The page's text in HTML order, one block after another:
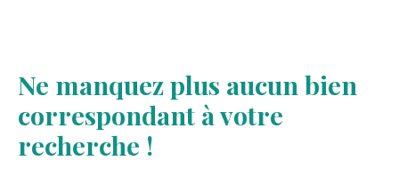
Ne manquez plus aucun bien
correspondant à votre
recherche !